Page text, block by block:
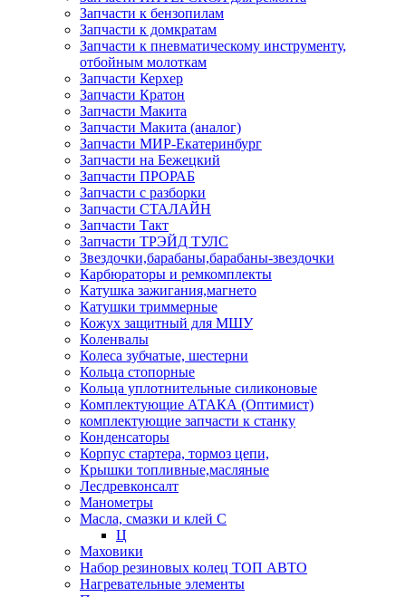
Запчасти к бензопилам
Запчасти к домкратам
Запчасти к пневматическому инструменту,
отбойным молоткам
Запчасти Керхер
Запчасти Кратон
Запчасти Макита
Запчасти Макита (аналог)
Запчасти МИР-Екатеринбург
Запчасти на Бежецкий
Запчасти ПРОРАБ
Запчасти с разборки
Запчасти СТАЛАЙН
Запчасти Такт
Запчасти ТРЭЙД ТУЛС
Звездочки,барабаны,барабаны-звездочки
Карбюраторы и ремкомплекты
Катушка зажигания,магнето
Катушки триммерные
Кожух защитный для МШУ
Коленвалы
Колеса зубчатые, шестерни
Кольца стопорные
Кольца уплотнительные силиконовые
Комплектующие АТАКА (Оптимист)
комплектующие запчасти к станку
Конденсаторы
Корпус стартера, тормоз цепи,
Крышки топливные,масляные
Лесдревконсалт
Манометры
Масла, смазки и клей С
Ц
Маховики
Набор резиновых колец ТОП АВТО
Нагревательные элементы